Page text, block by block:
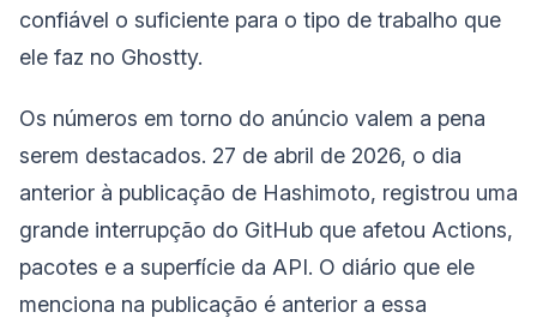
confiável o suficiente para o tipo de trabalho que
ele faz no Ghostty.
Os números em torno do anúncio valem a pena
serem destacados. 27 de abril de 2026, o dia
anterior à publicação de Hashimoto, registrou uma
grande interrupção do GitHub que afetou Actions,
pacotes e a superfície da API. O diário que ele
menciona na publicação é anterior a essa